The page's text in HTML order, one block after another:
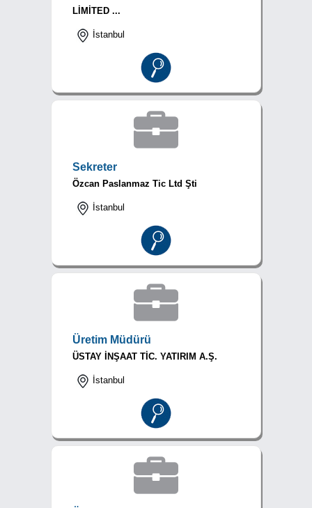
LİMİTED ...
İstanbul
Sekreter
Özcan Paslanmaz Tic Ltd Şti
İstanbul
Üretim Müdürü
ÜSTAY İNŞAAT TİC. YATIRIM A.Ş.
İstanbul